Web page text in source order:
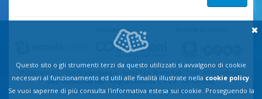
sviluppato da
www.scuolaonline.info- info@soluzione.eu- C.F. e P.I.: 00150470342
Privacy-Comunicazioni privacy-Cookie policy
Questo sito o gli strumenti terzi da questo utilizzati si avvalgono di cookie
necessari al funzionamento ed utili alle finalità illustrate nella cookie policy.
Se vuoi saperne di più consulta l'informativa estesa sui cookie. Proseguendo la